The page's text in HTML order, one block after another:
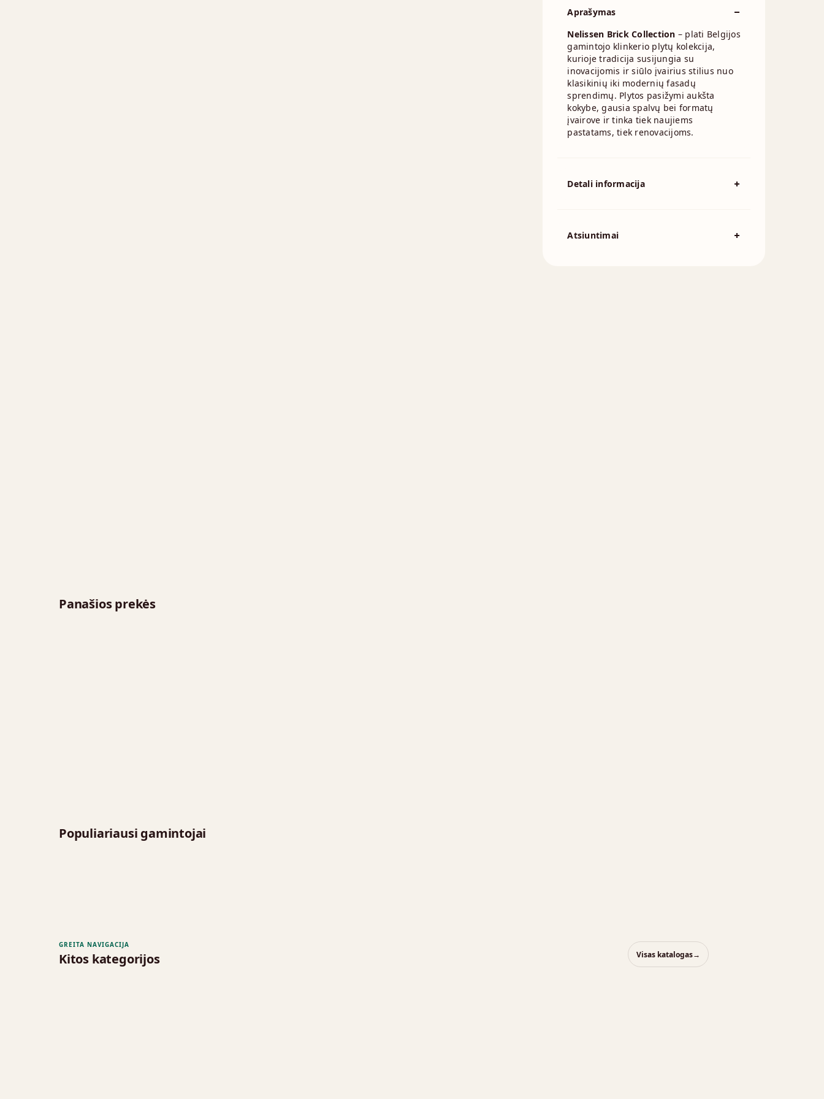
Aprašymas
Nelissen Brick Collection – plati Belgijos
gamintojo klinkerio plytų kolekcija,
kurioje tradicija susijungia su
inovacijomis ir siūlo įvairius stilius nuo
klasikinių iki modernių fasadų
sprendimų. Plytos pasižymi aukšta
kokybe, gausia spalvų bei formatų
įvairove ir tinka tiek naujiems
pastatams, tiek renovacijoms.
Detali informacija
Atsiuntimai
Panašios prekės
Populiariausi gamintojai
GREITA NAVIGACIJA
Kitos kategorijos Visas katalogas→